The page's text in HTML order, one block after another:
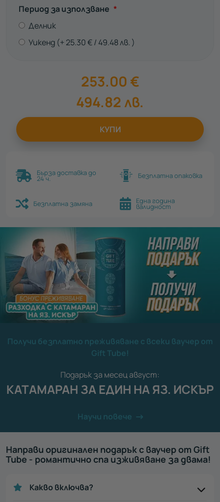
Период за използване Задължително
*
Делник
Уикенд
25.30€ 49.48лв.
253.00 €
494.82лв.
КУПИ
Бърза доставка до
24 ч. Безплатна опаковка
Безплатна замяна Една година
валидност
Получи безплатно преживяване с всеки ваучер от
Gift Tube!
Подарък за месец август:
КАТАМАРАН ЗА ЕДИН НА ЯЗ. ИСКЪР
Научи повече
Направи оригинален подарък с ваучер от Gift
Tube - романтично спа изживяване за двама!
Какво включва?